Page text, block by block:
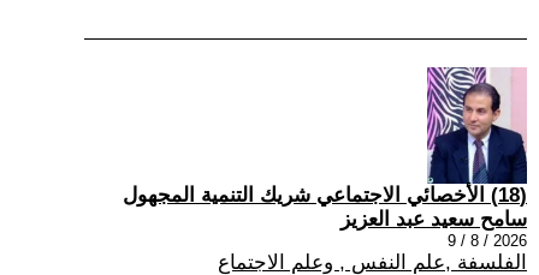
(18) الأخصائي الاجتماعي شريك التنمية المجهول
سامح سعيد عبد العزيز
2026 / 8 / 9
الفلسفة ,علم النفس , وعلم الاجتماع